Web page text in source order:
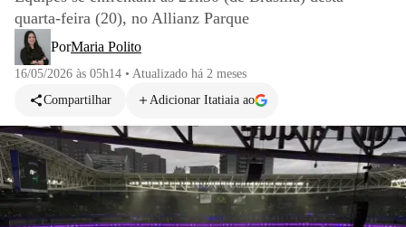
quarta-feira (20), no Allianz Parque
PorMaria Polito
16/05/2026 às 05h14 • Atualizado há 2 meses
Compartilhar
Adicionar Itatiaia ao